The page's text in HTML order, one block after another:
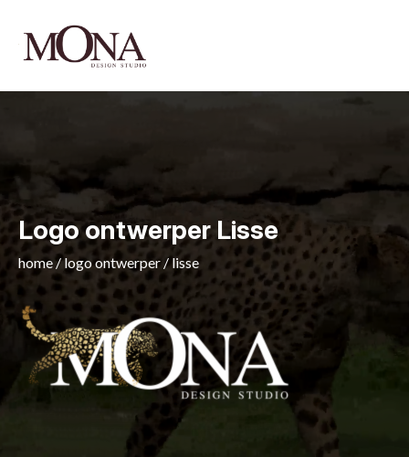
Logo ontwerper Lisse
home/logo ontwerper / lisse